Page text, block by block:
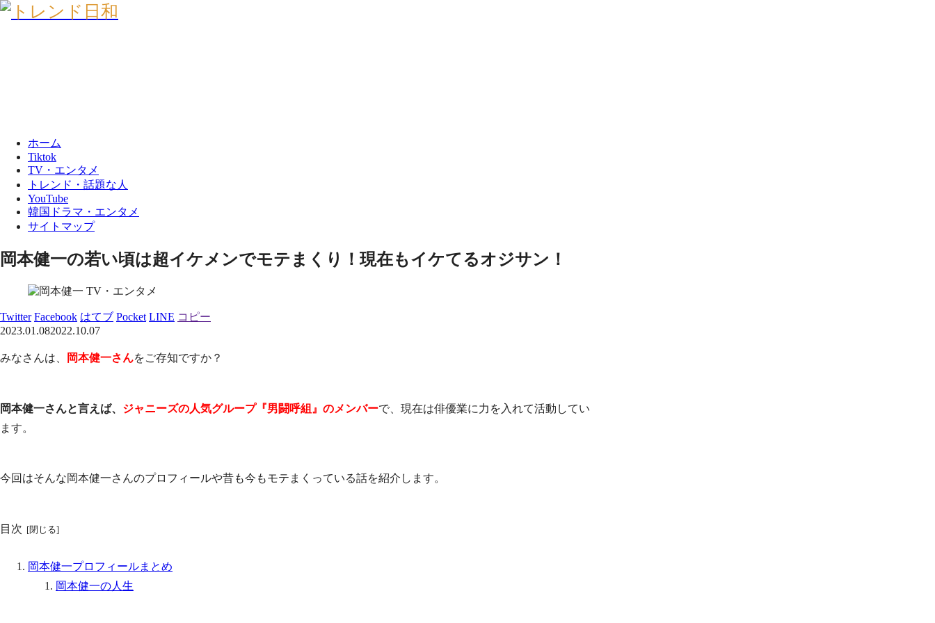
ホーム
Tiktok
TV・エンタメ
トレンド・話題な人
YouTube
韓国ドラマ・エンタメ
サイトマップ
岡本健一の若い頃は超イケメンでモテまくり！現在もイケてるオジサン！
TV・エンタメ
Twitter Facebook はてブ Pocket LINE コピー
2023.01.082022.10.07
みなさんは、 岡本健一さんをご存知ですか？
岡本健一さんと言えば、 ジャニーズの人気グループ『男闘呼組』のメンバーで、現在は俳優業に力を入れて活動してい
ます。
今回はそんな岡本健一さんのプロフィールや昔も今もモテまくっている話を紹介します。
目次
岡本健一プロフィールまとめ
岡本健一の人生